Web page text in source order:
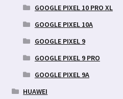
GOOGLE PIXEL 10 PRO XL
GOOGLE PIXEL 10A
GOOGLE PIXEL 9
GOOGLE PIXEL 9 PRO
GOOGLE PIXEL 9A
HUAWEI